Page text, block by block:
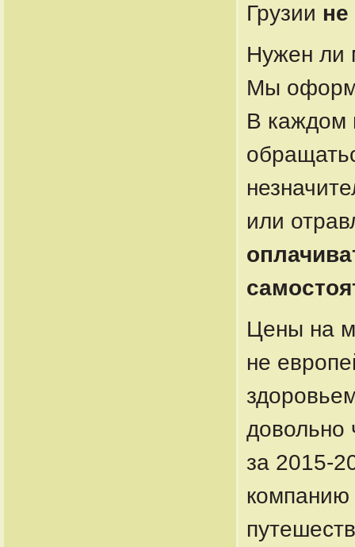
Грузии не
Нужен ли
Мы
В каждом
или
Цены на
не
довольно
за 2015-